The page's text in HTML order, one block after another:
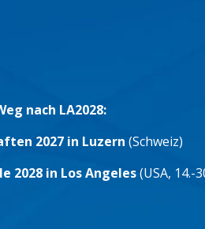
nach LA2028:
2027 in Luzern (Schweiz)
2028 in Los Angeles(USA, 14.-